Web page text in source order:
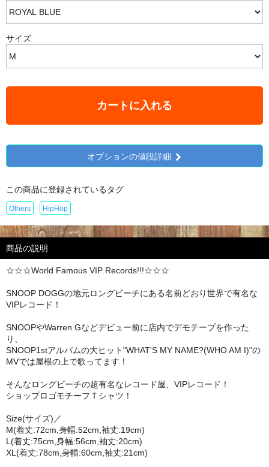
サイズ
カートに入れる
オプションの値段詳細
この商品に登録されているタグ
Others HipHop
商品の説明
☆☆☆World Famous VIP Records!!!☆☆☆
SNOOP DOGGの地元ロングビーチにある名前どおり世界で有名な
VIPレコード！
SNOOPやWarren Gなどデビュー前に店内でデモテープを作った
り、
SNOOP1stアルバムの大ヒット"WHAT'S MY NAME?(WHO AM I)"の
MVでは屋根の上で歌ってます！
そんなロングビーチの超有名なレコード屋、VIPレコード！
ショップロゴモチーフＴシャツ！
Size(サイズ)／
M(着丈:72cm,身幅:52cm,袖丈:19cm)
L(着丈:75cm,身幅:56cm,袖丈:20cm)
XL(着丈:78cm,身幅:60cm,袖丈:21cm)